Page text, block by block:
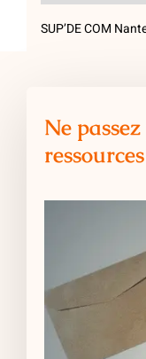
SUP’DE COM
Ne